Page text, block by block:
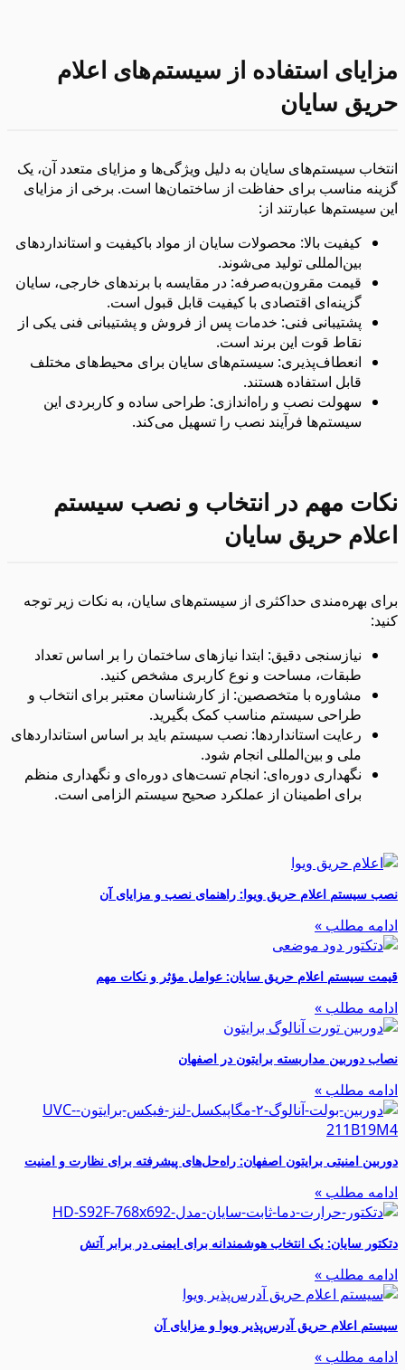
مزایای استفاده از سیستم‌های اعلام
حریق سایان
انتخاب سیستم‌های سایان به دلیل ویژگی‌ها و مزایای متعدد آن، یک
گزینه مناسب برای حفاظت از ساختمان‌ها است. برخی از مزایای
این سیستم‌ها عبارتند از:
کیفیت بالا: محصولات سایان از مواد باکیفیت و استانداردهای
بین‌المللی تولید می‌شوند.
قیمت مقرون‌به‌صرفه: در مقایسه با برندهای خارجی، سایان
گزینه‌ای اقتصادی با کیفیت قابل قبول است.
پشتیبانی فنی: خدمات پس از فروش و پشتیبانی فنی یکی از
نقاط قوت این برند است.
انعطاف‌پذیری: سیستم‌های سایان برای محیط‌های مختلف
قابل استفاده هستند.
سهولت نصب و راه‌اندازی: طراحی ساده و کاربردی این
سیستم‌ها فرآیند نصب را تسهیل می‌کند.
نکات مهم در انتخاب و نصب سیستم
اعلام حریق سایان
برای بهره‌مندی حداکثری از سیستم‌های سایان، به نکات زیر توجه
کنید:
نیازسنجی دقیق: ابتدا نیازهای ساختمان را بر اساس تعداد
طبقات، مساحت و نوع کاربری مشخص کنید.
مشاوره با متخصصین: از کارشناسان معتبر برای انتخاب و
طراحی سیستم مناسب کمک بگیرید.
رعایت استانداردها: نصب سیستم باید بر اساس استانداردهای
ملی و بین‌المللی انجام شود.
نگهداری دوره‌ای: انجام تست‌های دوره‌ای و نگهداری منظم
برای اطمینان از عملکرد صحیح سیستم الزامی است.
نصب سیستم اعلام حریق ویوا: راهنمای نصب و مزایای آن
ادامه مطلب »
قیمت سیستم اعلام حریق سایان: عوامل مؤثر و نکات مهم
ادامه مطلب »
نصاب دوربین مداربسته برایتون در اصفهان
ادامه مطلب »
دوربین امنیتی برایتون اصفهان: راه‌حل‌های پیشرفته برای نظارت و امنیت
ادامه مطلب »
دتکتور سایان: یک انتخاب هوشمندانه برای ایمنی در برابر آتش
ادامه مطلب »
سیستم‌ اعلام حریق آدرس‌پذیر ویوا و مزایای آن
ادامه مطلب »